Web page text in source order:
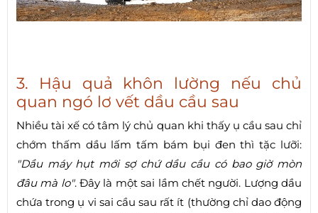
3. Hậu quả khôn lường nếu chủ
quan ngó lơ vết dầu cầu sau
Nhiều tài xế có tâm lý chủ quan khi thấy ụ cầu sau chỉ
chớm thấm dầu lấm tấm bám bụi đen thì tặc lưỡi:
"Dầu máy hụt mới sợ chứ dầu cầu có bao giờ mòn
đâu mà lo". Đây là một sai lầm chết người. Lượng dầu
chứa trong ụ vi sai cầu sau rất ít (thường chỉ dao động